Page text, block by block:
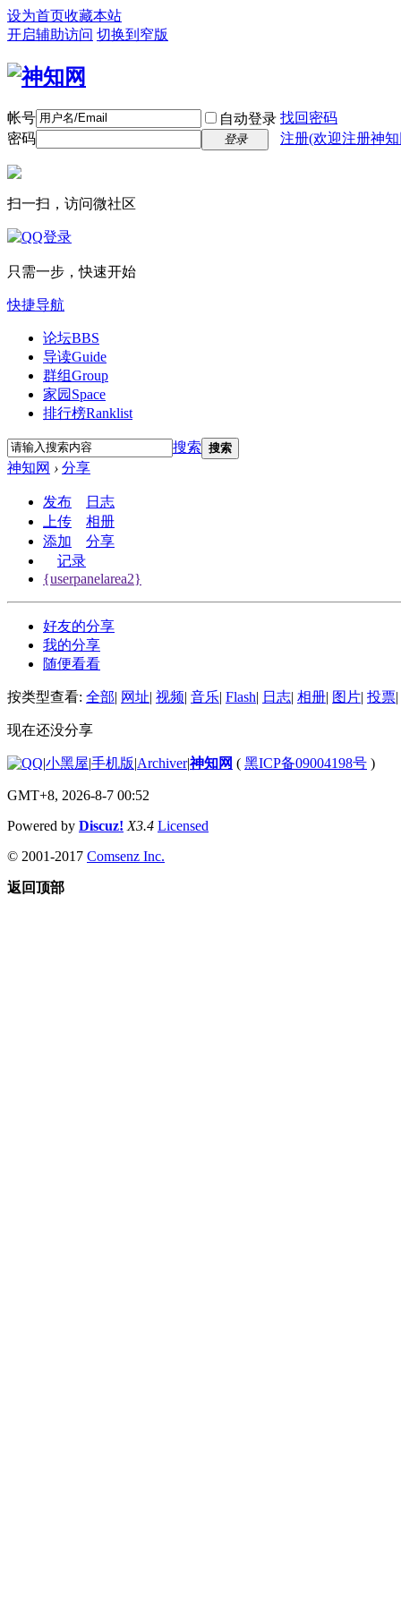
设为首页收藏本站
开启辅助访问 切换到窄版
帐号 自动登录 找回密码
密码
登录 注册(欢迎注册神
扫一扫，访问微社区
只需一步，快速开始
快捷导航
论坛BBS
导读Guide
群组Group
家园 Space
排行榜Ranklist
搜索 搜索
神知网 › 分享
发布
日志
上传
相册
添加
分享
记录
{userpanelarea2}
好友的分享
我的分享
随便看看
按类型查看: 全部| 网址| 视频| 音乐| Flash| 日志| 相册| 图片| 投票|
现在还没分享
|小黑屋|手机版|Archiver|神知网 ( 黑ICP备09004198号 )
GMT+8, 2026-8-7 00:52
Powered by Discuz! X3.4 Licensed
© 2001-2017 Comsenz Inc.
返回顶部